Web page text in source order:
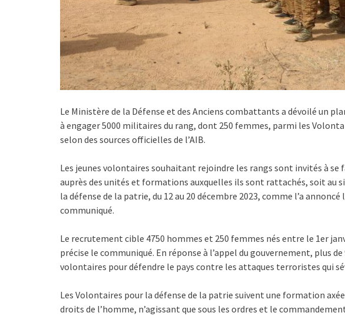
Le Ministère de la Défense et des Anciens combattants a dévoilé un
à engager 5000 militaires du rang, dont 250 femmes, parmi les
selon des sources officielles de l’AIB.
Les jeunes volontaires souhaitant rejoindre les rangs sont invités à se
auprès des unités et formations auxquelles ils sont rattachés, soit au
la défense de la patrie, du 12 au 20 décembre 2023, comme l’a
communiqué.
Le recrutement cible 4750 hommes et 250 femmes nés entre le 1er
précise le communiqué. En réponse à l’appel du gouvernement, plus
volontaires pour défendre le pays contre les attaques terroristes qui
Les Volontaires pour la défense de la patrie suivent une formation
droits de l’homme, n’agissant que sous les ordres et le